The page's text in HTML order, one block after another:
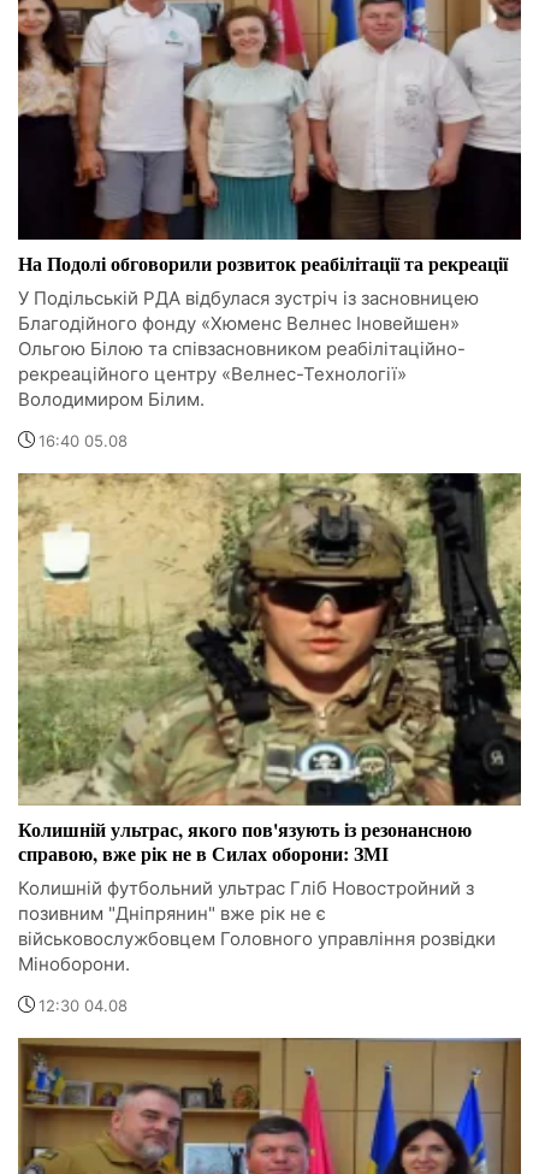
На Подолі обговорили розвиток реабілітації та рекреації
У Подільській РДА відбулася зустріч із засновницею
Благодійного фонду «Хюменс Велнес Іновейшен»
Ольгою Білою та співзасновником реабілітаційно-
рекреаційного центру «Велнес-Технології»
Володимиром Білим.
16:40 05.08
Колишній ультрас, якого пов'язують із резонансною
справою, вже рік не в Силах оборони: ЗМІ
Колишній футбольний ультрас Гліб Новостройний з
позивним "Дніпрянин" вже рік не є
військовослужбовцем Головного управління розвідки
Міноборони.
12:30 04.08